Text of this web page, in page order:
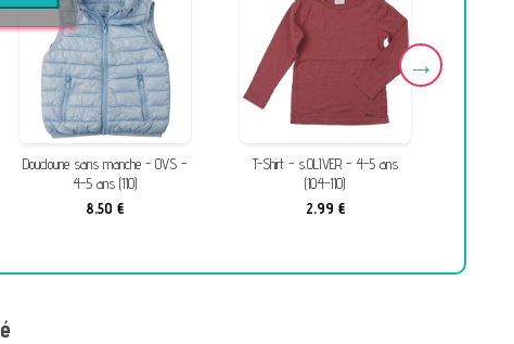
Doudoune sans manche - OVS -
4-5 ans (110)
8,50 €
T-Shirt - s.OLIVER - 4-5 ans
(104-110)
2,99 €